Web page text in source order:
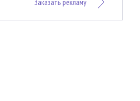
Заказать рекламу